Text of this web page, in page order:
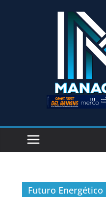
Futuro Energético